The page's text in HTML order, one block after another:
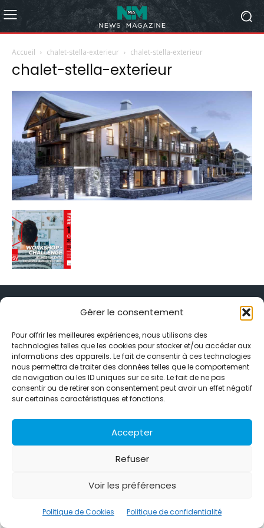
Gérer le consentement
Pour offrir les meilleures expériences, nous utilisons des
technologies telles que les cookies pour stocker et/ou accéder aux
informations des appareils. Le fait de consentir à ces technologies
nous permettra de traiter des données telles que le comportement
de navigation ou les ID uniques sur ce site. Le fait de ne pas
consentir ou de retirer son consentement peut avoir un effet négatif
sur certaines caractéristiques et fonctions.
Accepter
Refuser
Voir les préférences
Politique de Cookies Politique de confidentialité
Accueil chalet-stella-exterieur chalet-stella-exterieur
chalet-stella-exterieur
Alternative Média est une agence de relations presse et de
relations publiques basée à Grenoble. Depuis 1995, elle conçoit et
pilote des stratégies de visibilité en France et à l’international
grâce à un réseau d’agences partenaires.
Contactez-nous : info@alternativemedia.fr
© Copyright - Alternative Média
2026